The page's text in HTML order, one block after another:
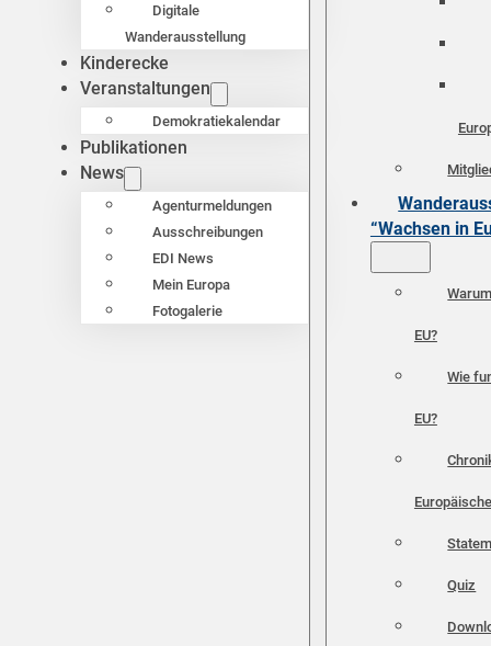
Digitale
Wanderausstellung
Kinderecke
Veranstaltungen
Demokratiekalendar
Publikationen
News
Agenturmeldungen
Ausschreibungen
EDI News
Mein Europa
Fotogalerie
“Wachsen in
EU?
Wie
EU?
Quiz